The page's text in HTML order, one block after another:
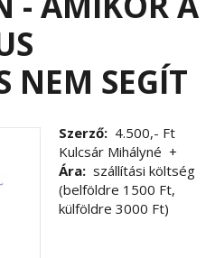
NEM SEGÍT
Szerző
Kulcsár Mihályné
Ára
4.500,- Ft
+
szállítási költség
(belföldre 1500 Ft,
külföldre 3000 Ft)